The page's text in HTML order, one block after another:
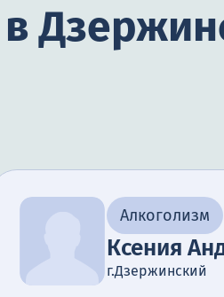
Алкоголизм
Ксения
г.Дзержинский